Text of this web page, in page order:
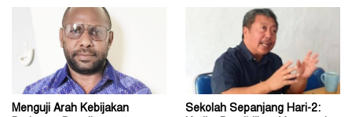
Menguji Arah Kebijakan
Sekolah Sepanjang Hari-2: